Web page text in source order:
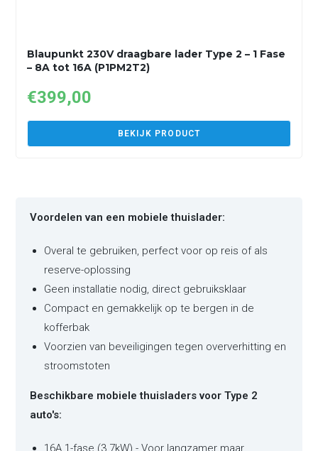
Blaupunkt 230V draagbare lader Type 2 – 1 Fase
– 8A tot 16A (P1PM2T2)
€399,00
BEKIJK PRODUCT
Voordelen van een mobiele thuislader:
Overal te gebruiken, perfect voor op reis of als
reserve-oplossing
Geen installatie nodig, direct gebruiksklaar
Compact en gemakkelijk op te bergen in de
kofferbak
Voorzien van beveiligingen tegen oververhitting en
stroomstoten
Beschikbare mobiele thuisladers voor Type 2
auto's:
16A 1-fase (3.7kW) - Voor langzamer maar